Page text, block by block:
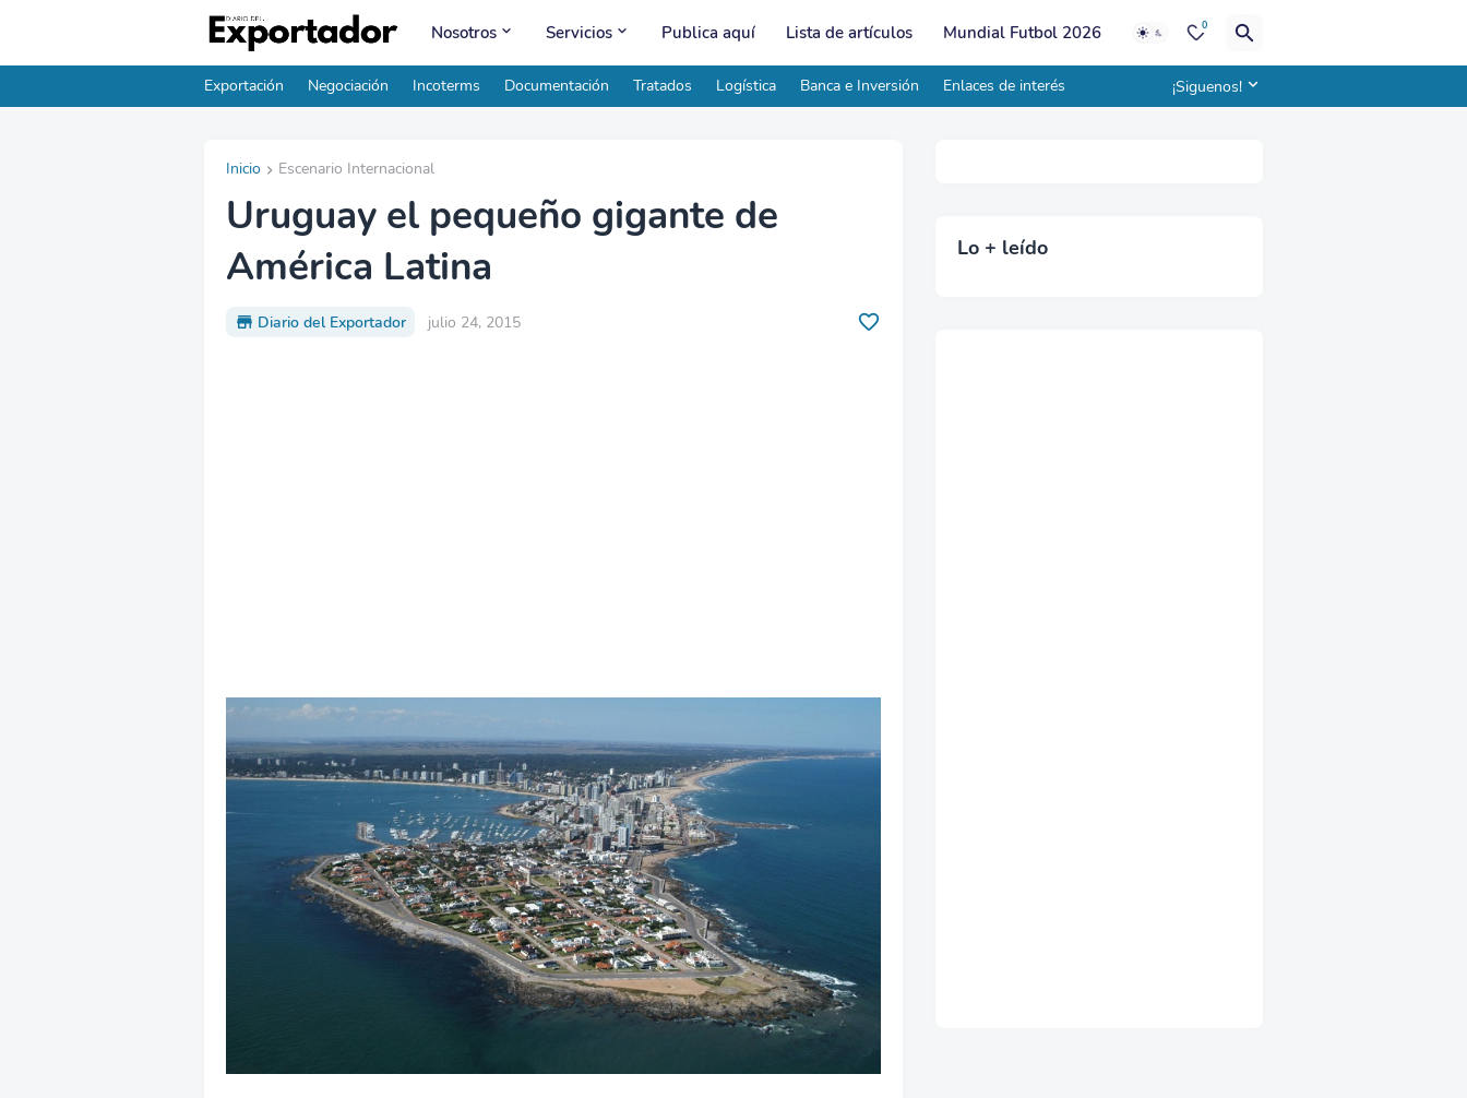
Nosotros Servicios Publica aquí Lista de artículos Mundial Futbol 2026 0
Exportación Negociación Incoterms Documentación Tratados Logística Banca e Inversión Enlaces de interés ¡Siguenos!
Inicio Escenario Internacional
Uruguay el pequeño gigante de
América Latina
Diario del Exportador julio 24, 2015
Lo + leído